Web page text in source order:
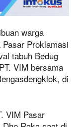
warga
Pasar Proklamasi
tabuh Bedug
VIM bersama
di
VIM Pasar